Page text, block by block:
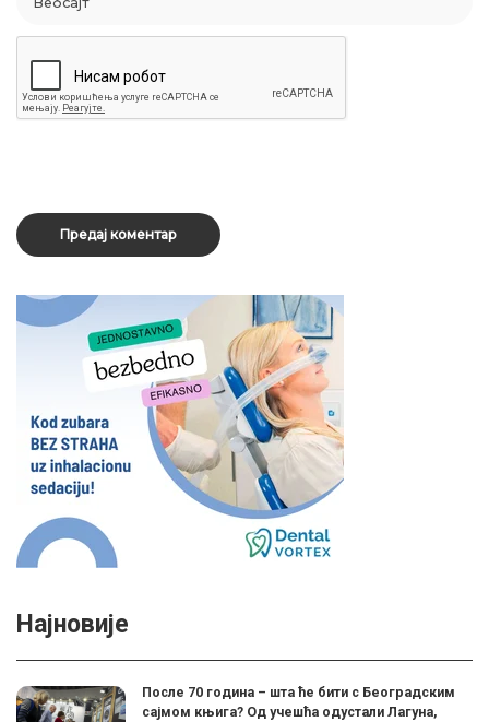
Најновије
После 70 година – шта ће бити с Београдским
сајмом књига? Од учешћа одустали Лагуна,